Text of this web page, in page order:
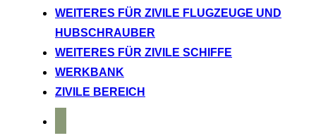
WEITERES FÜR ZIVILE FLUGZEUGE UND
HUBSCHRAUBER
WEITERES FÜR ZIVILE SCHIFFE
WERKBANK
ZIVILE BEREICH